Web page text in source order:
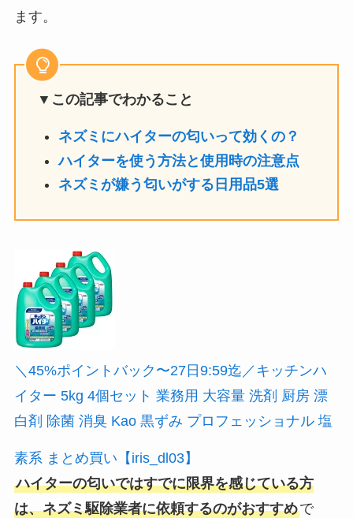
ます。
▼この記事でわかること
ネズミにハイターの匂いって効くの？
ハイターを使う方法と使用時の注意点
ネズミが嫌う匂いがする日用品5選
＼45%ポイントバック〜27日9:59迄／キッチンハ
イター 5kg 4個セット 業務用 大容量 洗剤 厨房 漂
白剤 除菌 消臭 Kao 黒ずみ プロフェッショナル 塩
素系 まとめ買い【iris_dl03】
ハイターの匂いではすでに限界を感じている方
は、ネズミ駆除業者に依頼するのがおすすめで